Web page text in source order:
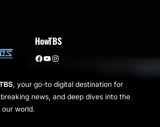
HowTBS
Facebook YouTube Instagram
, your go-to digital destination for
news, and deep dives into the
world.